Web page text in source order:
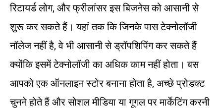
रिटायर्ड लोग, और फ्रीलांसर इस बिजनेस को आसानी से
शुरू कर सकते हैं। यहां तक कि जिनके पास टेक्नोलॉजी
नॉलेज नहीं है, वे भी आसानी से ड्रॉपशिपिंग कर सकते हैं
क्योंकि इसमें टेक्नोलॉजी का अधिक काम नहीं होता। बस
आपको एक ऑनलाइन स्टोर बनाना होता है, अच्छे प्रोडक्ट
चुनने होते हैं और सोशल मीडिया या गूगल पर मार्केटिंग करनी